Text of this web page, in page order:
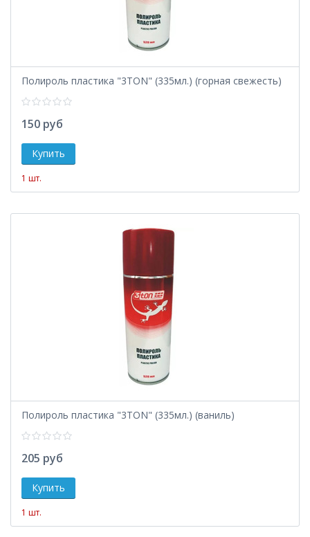
Полироль пластика "3TON" (335мл.) (горная свежесть)
150 руб
1 шт.
Полироль пластика "3TON" (335мл.) (ваниль)
205 руб
1 шт.